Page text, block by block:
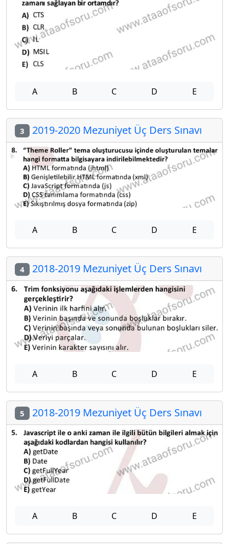
A B C D E
3 2019-2020 Mezuniyet Üç Ders Sınavı
A B C D E
4 2018-2019 Mezuniyet Üç Ders Sınavı
A B C D E
5 2018-2019 Mezuniyet Üç Ders Sınavı
A B C D E